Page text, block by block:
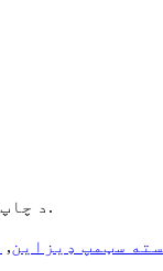
© د چاپ حق - 2010-2023: ټول حقونه خوندي دي.
سټمپ ډیزاین,